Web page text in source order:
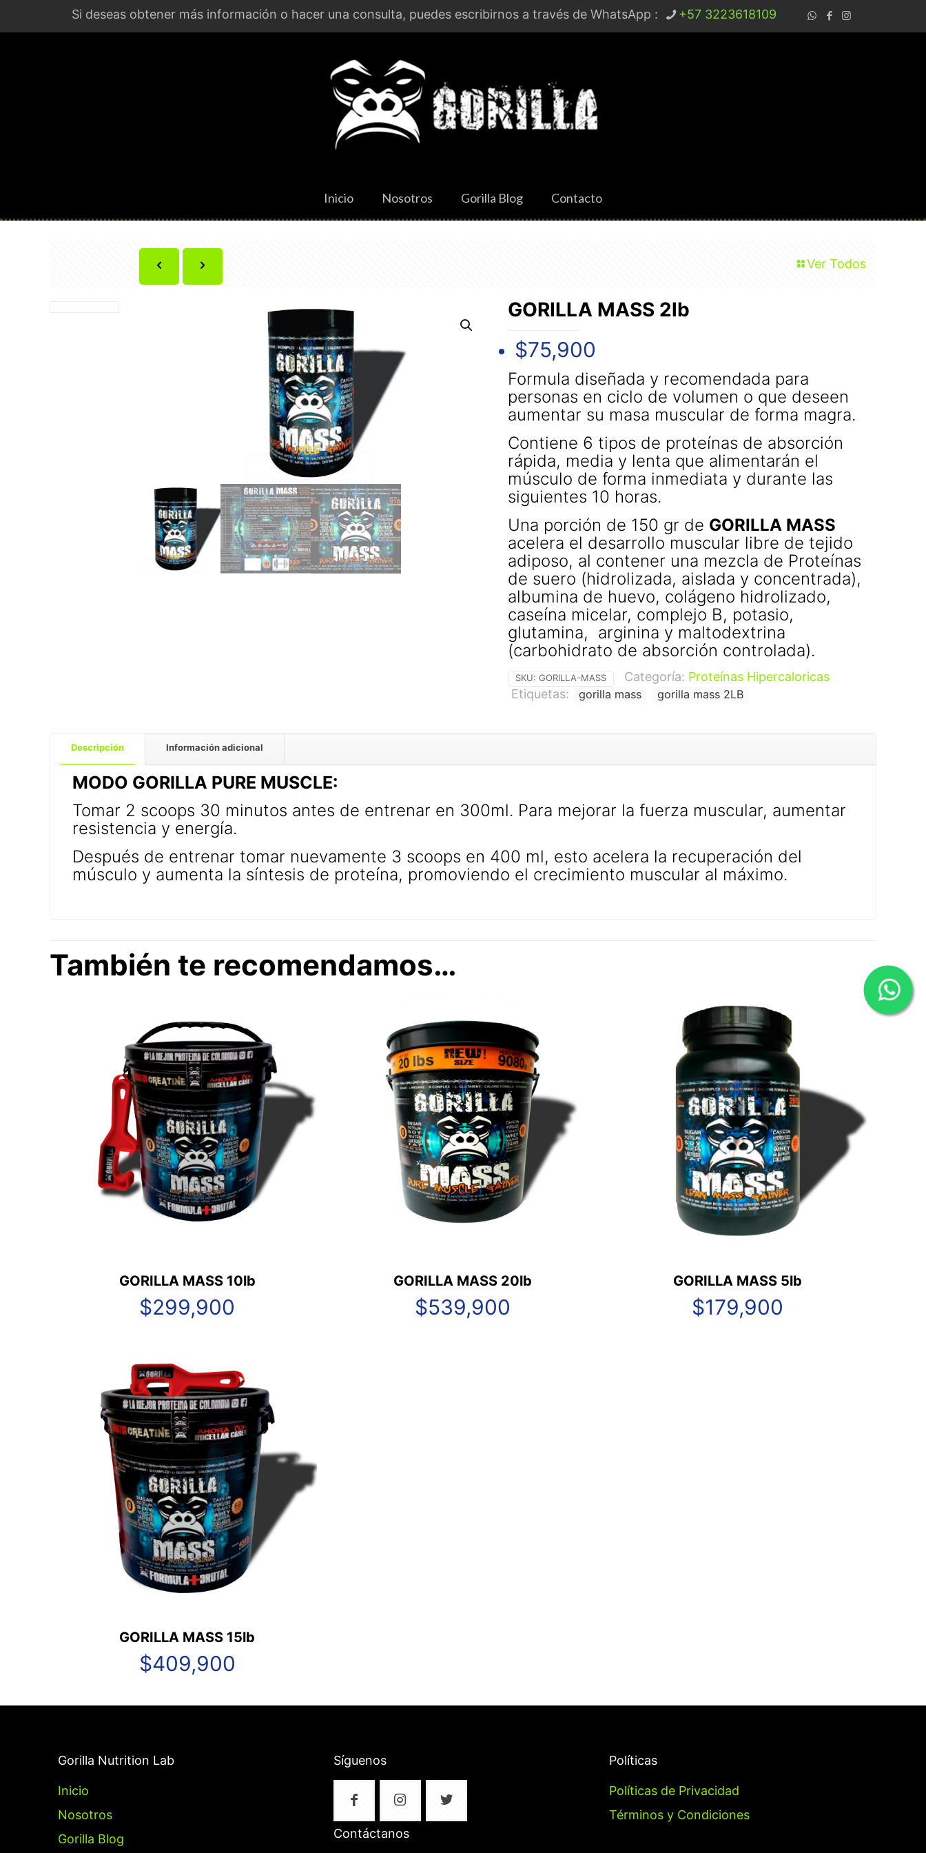
Si deseas obtener más información o hacer una consulta, puedes escribirnos a través de WhatsApp : +57 3223618109
Inicio Nosotros Gorilla Blog Contacto
Ver Todos
GORILLA MASS 2lb
$75,900
Formula diseñada y recomendada para
personas en ciclo de volumen o que deseen
aumentar su masa muscular de forma magra.
Contiene 6 tipos de proteínas de absorción
rápida, media y lenta que alimentarán el
músculo de forma inmediata y durante las
siguientes 10 horas.
Una porción de 150 gr de GORILLA MASS
acelera el desarrollo muscular libre de tejido
adiposo, al contener una mezcla de Proteínas
de suero (hidrolizada, aislada y concentrada),
albumina de huevo, colágeno hidrolizado,
caseína micelar, complejo B, potasio,
glutamina, arginina y maltodextrina
(carbohidrato de absorción controlada).
SKU: GORILLA-MASS Categoría: Proteínas Hipercaloricas
Etiquetas:
gorilla mass gorilla mass 2LB
Descripción Información adicional
MODO GORILLA PURE MUSCLE:
Tomar 2 scoops 30 minutos antes de entrenar en 300ml. Para mejorar la fuerza muscular, aumentar
resistencia y energía.
Después de entrenar tomar nuevamente 3 scoops en 400 ml, esto acelera la recuperación del
músculo y aumenta la síntesis de proteína, promoviendo el crecimiento muscular al máximo.
También te recomendamos…
GORILLA MASS 10lb
$299,900
GORILLA MASS 20lb
$539,900
GORILLA MASS 5lb
$179,900
GORILLA MASS 15lb
$409,900
Gorilla Nutrition Lab
Inicio
Nosotros
Gorilla Blog
Síguenos
Contáctanos
Políticas
Políticas de Privacidad
Términos y Condiciones